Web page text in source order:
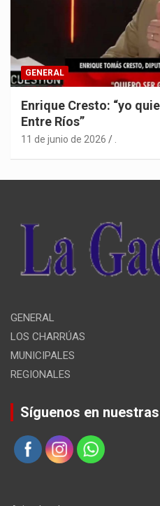
GENERAL
Enrique Cresto: “yo
Entre Ríos”
11 de junio de 2026 .
GENERAL
LOS CHARRÚAS
MUNICIPALES
REGIONALES
Síguenos en